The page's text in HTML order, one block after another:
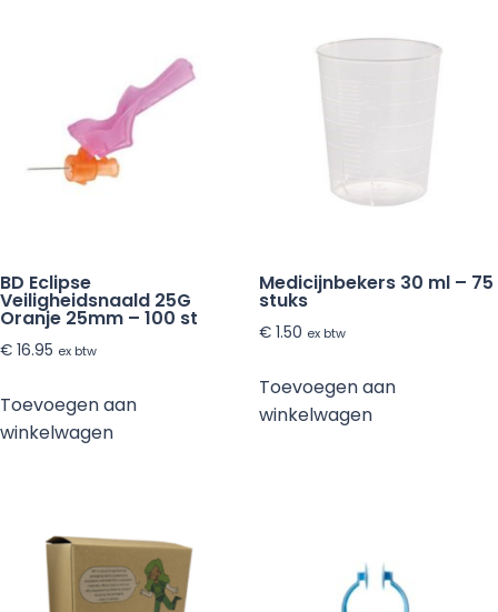
BD Eclipse
Veiligheidsnaald 25G
Oranje 25mm – 100 st
€ 16.95 ex btw
Toevoegen aan
winkelwagen
Medicijnbekers 30 ml – 75
stuks
€1.50 ex btw
Toevoegen aan
winkelwagen